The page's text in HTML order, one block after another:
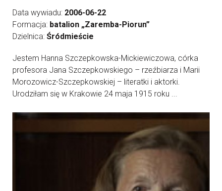
Data wywiadu: 2006-06-22
Formacja: batalion „Zaremba-Piorun”
Dzielnica: Śródmieście
Jestem Hanna Szczepkowska-Mickiewiczowa, córka
profesora Jana Szczepkowskiego – rzeźbiarza i Marii
Morozowicz-Szczepkowskiej – literatki i aktorki.
Urodziłam się w Krakowie 24 maja 1915 roku ...